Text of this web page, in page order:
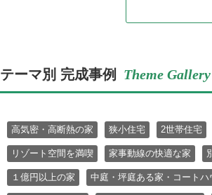
テーマ別 完成事例 Theme Gallery
高気密・高断熱の家 狭小住宅 2世帯住宅
リゾート空間を満喫 家事動線の快適な家
１億円以上の家 中庭・坪庭ある家・コートハ